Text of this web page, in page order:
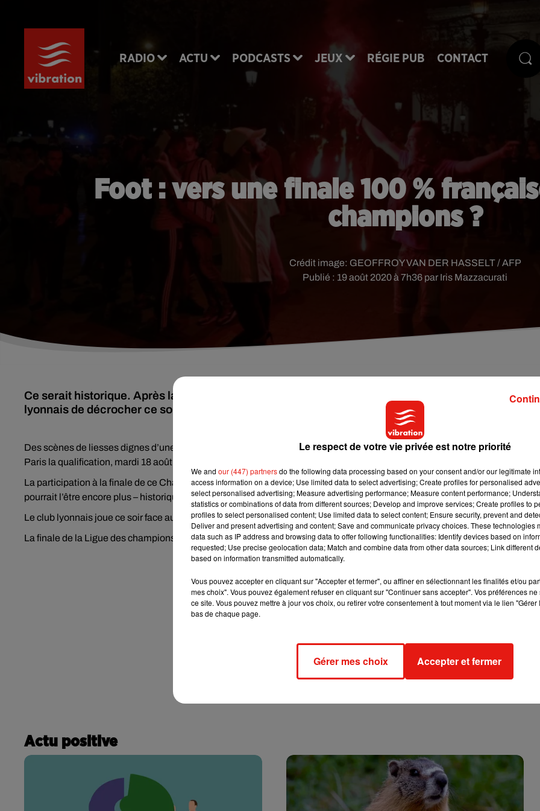
RADIO ACTU PODCASTS JEUX RÉGIE PUB CONTACT
Foot : vers une finale 100 %
champions ?
Publié : 19 août 2020 à 7h36 par Iris Mazzacurati
Crédit image: GEOFFROY VAN DER HASSELT / AFP
Ce serait historique. Après la qualification du Paris Saint-Germain hier, c'est au tour de
lyonnais de décrocher ce soir sa place en finale de la Ligue des champions.
Des scènes de liesses dignes d’une finale de Coupe de monde sans Covid-19 ont accompagné sur les Champs-Elysées à
Paris la qualification, mardi 18 août, du PSG face à Leipzig (3-0) en demi-finale de la Ligue des champions.
La participation à la finale de ce Championnat d’Europe est une première historique pour le club parisien. Mais ce qui
pourrait l’être encore plus – historique - ce serait d’affronter à cette occasion l’OL.
Le club lyonnais joue ce soir face au Bayern Munich, à Lisbonne à 21h, et la tâche s’annonce ardue.
La finale de la Ligue des champions aura lieu dimanche 23 août.
Actu positive
Le respect de votre vie privée est notre priorité
We and our (447) partnersdo the following data processing based on your consent and/or our legitimate
access information on a device; Use limited data to select advertising; Create profiles for personalised
select personalised advertising; Measure advertising performance; Measure content performance;
statistics or combinations of data from different sources; Develop and improve services; Create profiles to
profiles to select personalised content; Use limited data to select content; Ensure security, prevent and
Deliver and present advertising and content; Save and communicate privacy choices. These technologies
data such as IP address and browsing data to offer following functionalities: Identify devices based on
requested; Use precise geolocation data; Match and combine data from other data sources; Link different
based on information transmitted automatically.
Vous pouvez accepter en cliquant sur "Accepter et fermer", ou affiner en sélectionnant les finalités et/ou
mes choix". Vous pouvez également refuser en cliquant sur "Continuer sans accepter". Vos préférences
ce site. Vous pouvez mettre à jour vos choix, ou retirer votre consentement à tout moment via le lien
bas de chaque page.
Gérer mes choix Accepter et fermer